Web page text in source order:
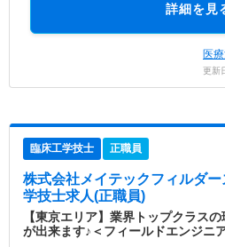
詳細を見
医
更新
臨床工学技士 正職員
株式会社メイテックフィルダ
学技士求人(正職員)
【東京エリア】業界トップクラス
が出来ます♪＜フィールドエンジニ